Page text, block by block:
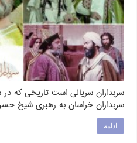
سربداران خراسان به رهبری شیخ
ادامه